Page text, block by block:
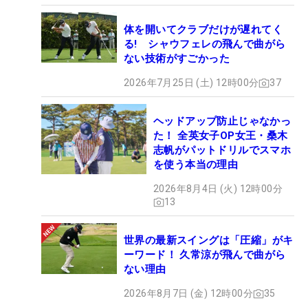
体を開いてクラブだけが遅れてく
る! シャウフェレの飛んで曲がら
ない技術がすごかった
2026年7月25日 (土) 12時00分 37
ヘッドアップ防止じゃなかっ
た！ 全英女子OP女王・桑木
志帆がパットドリルでスマホ
を使う本当の理由
2026年8月4日 (火) 12時00分
13
世界の最新スイングは「圧縮」がキ
ーワード！ 久常涼が飛んで曲がら
ない理由
2026年8月7日 (金) 12時00分 35